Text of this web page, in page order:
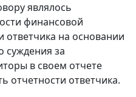
являлось
финансовой
ответчика на основании
суждения за
в своем отчете
отчетности ответчика.